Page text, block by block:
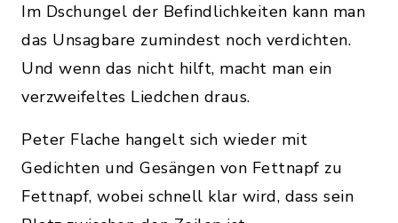
Im Dschungel der Befindlichkeiten kann man
das Unsagbare zumindest noch verdichten.
Und wenn das nicht hilft, macht man ein
verzweifeltes Liedchen draus.
Peter Flache hangelt sich wieder mit
Gedichten und Gesängen von Fettnapf zu
Fettnapf, wobei schnell klar wird, dass sein